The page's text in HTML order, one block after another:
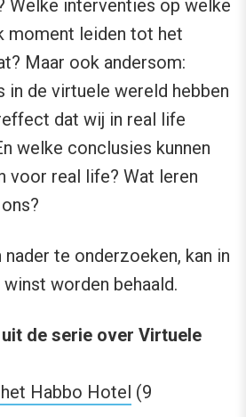
Welke interventies op welke
moment leiden tot het
Maar ook andersom:
in de virtuele wereld hebben
dat wij in real life
welke conclusies kunnen
voor real life? Wat leren
te onderzoeken, kan in
worden behaald.
de serie over Virtuele
Habbo Hotel (9